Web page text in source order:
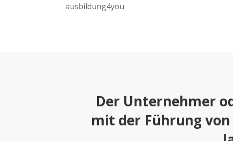
ausbildung4you
Der Unternehmer
mit der Führung